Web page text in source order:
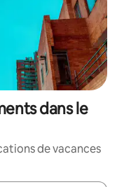
dans le
de vacances